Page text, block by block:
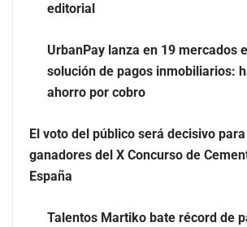
Eulalia Roig lanza ‘The Journal’, una
mensual de entrevistas y fotografía
editorial
UrbanPay lanza en 19 mercados
solución de pagos inmobiliarios:
ahorro por cobro
El voto del público será decisivo
ganadores del X Concurso de
España
Talentos Martiko bate récord de